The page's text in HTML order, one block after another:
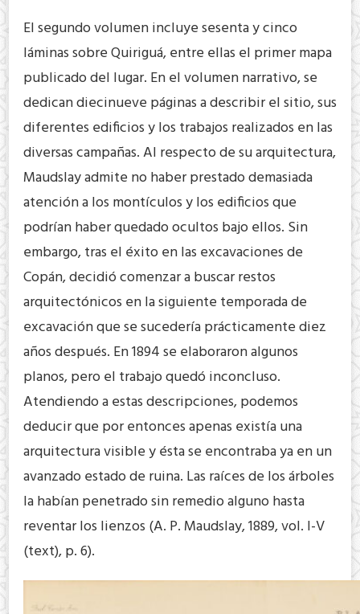
El segundo volumen incluye sesenta y cinco
láminas sobre Quiriguá, entre ellas el primer mapa
publicado del lugar. En el volumen narrativo, se
dedican diecinueve páginas a describir el sitio, sus
diferentes edificios y los trabajos realizados en las
diversas campañas. Al respecto de su arquitectura,
Maudslay admite no haber prestado demasiada
atención a los montículos y los edificios que
podrían haber quedado ocultos bajo ellos. Sin
embargo, tras el éxito en las excavaciones de
Copán, decidió comenzar a buscar restos
arquitectónicos en la siguiente temporada de
excavación que se sucedería prácticamente diez
años después. En 1894 se elaboraron algunos
planos, pero el trabajo quedó inconcluso.
Atendiendo a estas descripciones, podemos
deducir que por entonces apenas existía una
arquitectura visible y ésta se encontraba ya en un
avanzado estado de ruina. Las raíces de los árboles
la habían penetrado sin remedio alguno hasta
reventar los lienzos (A. P. Maudslay, 1889, vol. I-V
(text), p. 6).